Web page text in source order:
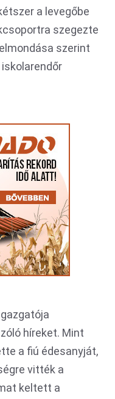
a levegőbe
szegezte
szerint
híreket. Mint
a fiú édesanyját,
vitték a
keltett a